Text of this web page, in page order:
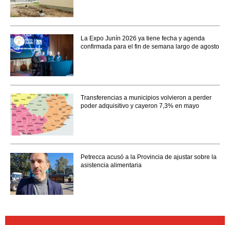
La Expo Junín 2026 ya tiene fecha y agenda
confirmada para el fin de semana largo de agosto
Transferencias a municipios volvieron a perder
poder adquisitivo y cayeron 7,3% en mayo
Petrecca acusó a la Provincia de ajustar sobre la
asistencia alimentaria